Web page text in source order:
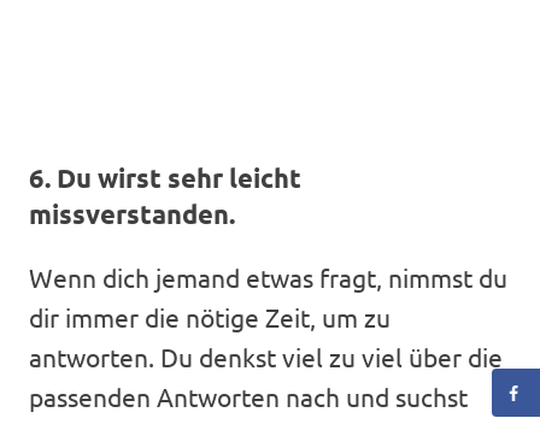
6. Du wirst sehr leicht
missverstanden.
Wenn dich jemand etwas fragt, nimmst du
dir immer die nötige Zeit, um zu
antworten. Du denkst viel zu viel über die
passenden Antworten nach und suchst